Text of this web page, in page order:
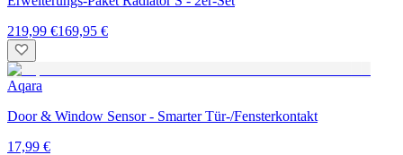
219,99 €169,95 €
Aqara
Door & Window Sensor - Smarter Tür-/Fensterkontakt
17,99 €